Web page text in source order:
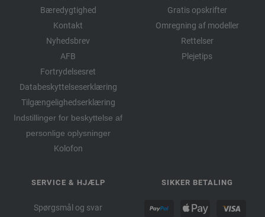
Bæredygtighed
Kontakt
Nyhedsbrev
AFB
Fortrydelsesret
Databeskyttelseserklæring
Tilgængelighedserklæring
Indstillinger for beskyttelse af
personlige oplysninger
Kolofon
Gratis opskrifter
Omregning af modeller
Rettelser
Plejetips
SERVICE & HJÆLP
Spørgsmål og svar
SIKKER BETALING